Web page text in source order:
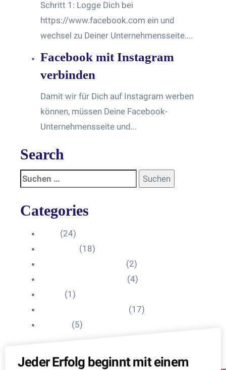
Schritt 1: Logge Dich bei
https://www.facebook.com ein und
wechsel zu Deiner Unternehmensseite....
Facebook mit Instagram
verbinden
Damit wir für Dich auf Instagram werben
können, müssen Deine Facebook-
Unternehmensseite und...
Search
Categories
(24)
(18)
(2)
(4)
(1)
(17)
(5)
Jeder Erfolg beginnt mit einem